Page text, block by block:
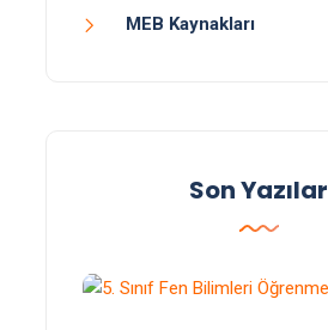
MEB Kaynakları
Son Yazılar